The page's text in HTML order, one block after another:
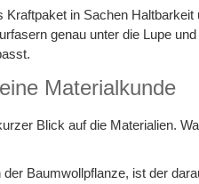
in Sachen Haltbarkeit
genau unter die Lupe
Materialkunde
Blick auf die Materialien.
Baumwollpflanze, ist der